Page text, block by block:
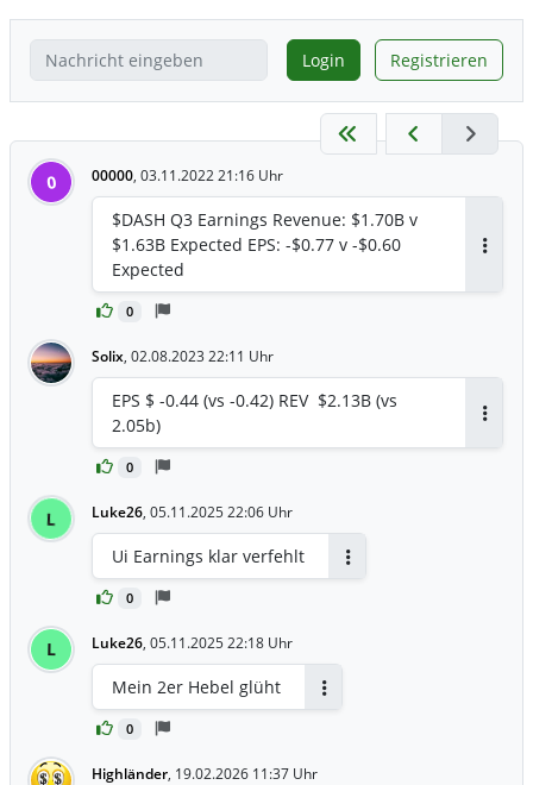
Login Registrieren
0 00000, 03.11.2022 21:16 Uhr
0
$DASH Q3 Earnings Revenue: $1.70B v
$1.63B Expected EPS: -$0.77 v -$0.60
Expected
Solix, 02.08.2023 22:11 Uhr
0
EPS $ -0.44 (vs -0.42) REV $2.13B (vs
2.05b)
L Luke26, 05.11.2025 22:06 Uhr
0
Ui Earnings klar verfehlt
L Luke26, 05.11.2025 22:18 Uhr
0
Mein 2er Hebel glüht
Highländer, 19.02.2026 11:37 Uhr